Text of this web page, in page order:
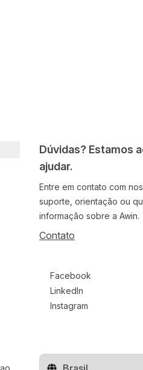
Dúvidas? Estamos
ajudar.
Entre em contato com
suporte, orientação ou
informação sobre a Awin.
Contato
Facebook
LinkedIn
Instagram